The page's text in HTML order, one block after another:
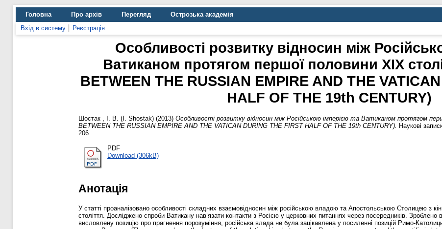
Головна Про архів Перегляд
Острозька академія
Вхід в систему
Реєстрація
Особливості розвитку відносин між
Ватиканом протягом першої половини ХІХ
BETWEEN THE RUSSIAN EMPIRE AND THE
HALF OF THE 19th CENTURY)
Шостак , І. В. (I. Shostak) (2013) Особливості розвитку відносин між Російською імперією та Ватиканом протягом
BETWEEN THE RUSSIAN EMPIRE AND THE VATICAN DURING THE FIRST HALF OF THE 19th CENTURY).
Наукові
206.
PDF
Download (306kB)
Анотація
У статті проаналізовано особливості складних взаємовідносин між російською владою та Апостольською Столицею з
століття. Досліджено спроби Ватикану нав’язати контакти з Росією у церковних питаннях через посередників.
висловлену позицію про прагнення порозуміння, російська влада не була зацікавлена у посиленні позицій Римо-